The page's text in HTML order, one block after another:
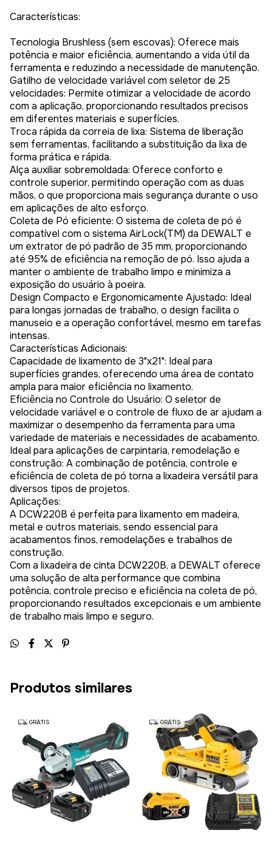
Características:
Tecnologia Brushless (sem escovas): Oferece mais
potência e maior eficiência, aumentando a vida útil da
ferramenta e reduzindo a necessidade de manutenção.
Gatilho de velocidade variável com seletor de 25
velocidades: Permite otimizar a velocidade de acordo
com a aplicação, proporcionando resultados precisos
em diferentes materiais e superfícies.
Troca rápida da correia de lixa: Sistema de liberação
sem ferramentas, facilitando a substituição da lixa de
forma prática e rápida.
Alça auxiliar sobremoldada: Oferece conforto e
controle superior, permitindo operação com as duas
mãos, o que proporciona mais segurança durante o uso
em aplicações de alto esforço.
Coleta de Pó eficiente: O sistema de coleta de pó é
compatível com o sistema AirLock(TM) da DEWALT e
um extrator de pó padrão de 35 mm, proporcionando
até 95% de eficiência na remoção de pó. Isso ajuda a
manter o ambiente de trabalho limpo e minimiza a
exposição do usuário à poeira.
Design Compacto e Ergonomicamente Ajustado: Ideal
para longas jornadas de trabalho, o design facilita o
manuseio e a operação confortável, mesmo em tarefas
intensas.
Características Adicionais:
Capacidade de lixamento de 3"x21": Ideal para
superfícies grandes, oferecendo uma área de contato
ampla para maior eficiência no lixamento.
Eficiência no Controle do Usuário: O seletor de
velocidade variável e o controle de fluxo de ar ajudam a
maximizar o desempenho da ferramenta para uma
variedade de materiais e necessidades de acabamento.
Ideal para aplicações de carpintaria, remodelação e
construção: A combinação de potência, controle e
eficiência de coleta de pó torna a lixadeira versátil para
diversos tipos de projetos.
Aplicações:
A DCW220B é perfeita para lixamento em madeira,
metal e outros materiais, sendo essencial para
acabamentos finos, remodelações e trabalhos de
construção.
Com a lixadeira de cinta DCW220B, a DEWALT oferece
uma solução de alta performance que combina
potência, controle preciso e eficiência na coleta de pó,
proporcionando resultados excepcionais e um ambiente
de trabalho mais limpo e seguro.
Produtos similares
GRÁTIS GRÁTIS